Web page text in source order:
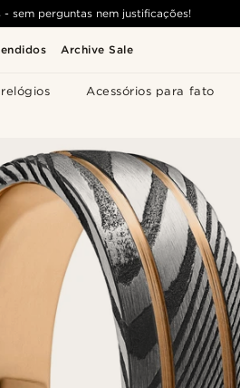
Archive Sale
Acessórios para fato
sem perguntas nem justificações!